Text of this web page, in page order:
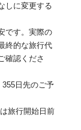
しに変更する
です。実際の
終的な旅行代
確認くださ
日先のご予
旅行開始日前